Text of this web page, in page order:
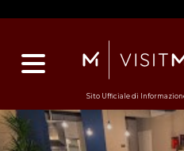
Sito Ufficiale di